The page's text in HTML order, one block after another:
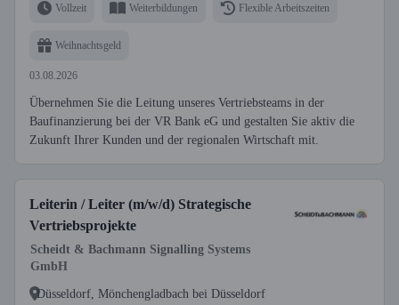
Vollzeit Weiterbildungen Flexible Arbeitszeiten
Weihnachtsgeld
03.08.2026
Übernehmen Sie die Leitung unseres Vertriebsteams in der
Baufinanzierung bei der VR Bank eG und gestalten Sie aktiv die
Zukunft Ihrer Kunden und der regionalen Wirtschaft mit.
Leiterin / Leiter (m/w/d) Strategische
Vertriebsprojekte
Scheidt & Bachmann Signalling Systems
GmbH
Düsseldorf, Mönchengladbach bei Düsseldorf